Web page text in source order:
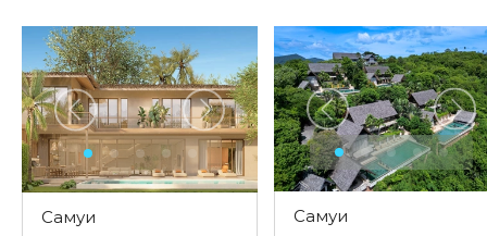
Самуи Самуи